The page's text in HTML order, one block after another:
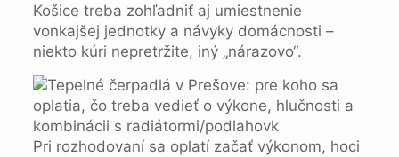
Košice treba zohľadniť aj umiestnenie
vonkajšej jednotky a návyky domácnosti –
niekto kúri nepretržite, iný „nárazovo“.
Pri rozhodovaní sa oplatí začať výkonom, hoci